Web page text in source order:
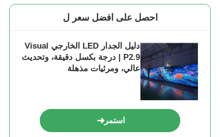
احصل على افضل سعر ل
دليل الجدار LED الخارجي Visual
P2.9 | درجة بكسل دقيقة، وتحديث
عالي، ومرئيات مذهلة
استمر